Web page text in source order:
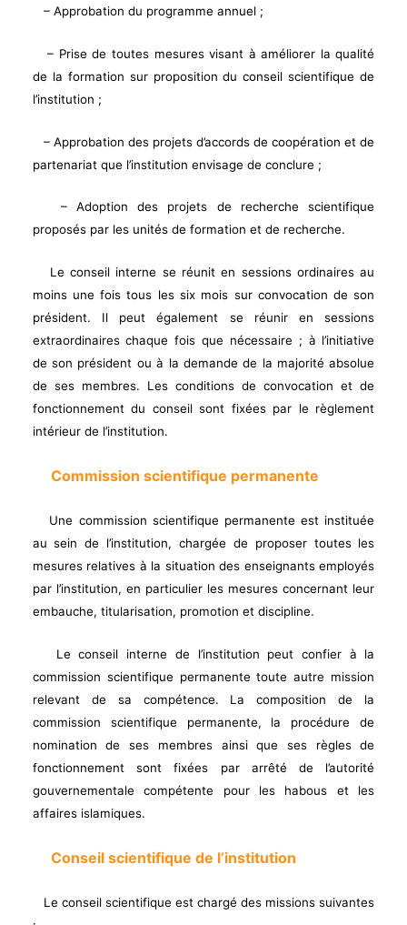
– Approbation du programme annuel ;
– Prise de toutes mesures visant à améliorer la qualité
de la formation sur proposition du conseil scientifique de
l’institution ;
– Approbation des projets d’accords de coopération et de
partenariat que l’institution envisage de conclure ;
– Adoption des projets de recherche scientifique
proposés par les unités de formation et de recherche.
Le conseil interne se réunit en sessions ordinaires au
moins une fois tous les six mois sur convocation de son
président. Il peut également se réunir en sessions
extraordinaires chaque fois que nécessaire ; à l’initiative
de son président ou à la demande de la majorité absolue
de ses membres. Les conditions de convocation et de
fonctionnement du conseil sont fixées par le règlement
intérieur de l’institution.
Commission scientifique permanente
Une commission scientifique permanente est instituée
au sein de l’institution, chargée de proposer toutes les
mesures relatives à la situation des enseignants employés
par l’institution, en particulier les mesures concernant leur
embauche, titularisation, promotion et discipline.
Le conseil interne de l’institution peut confier à la
commission scientifique permanente toute autre mission
relevant de sa compétence. La composition de la
commission scientifique permanente, la procédure de
nomination de ses membres ainsi que ses règles de
fonctionnement sont fixées par arrêté de l’autorité
gouvernementale compétente pour les habous et les
affaires islamiques.
Conseil scientifique de l’institution
Le conseil scientifique est chargé des missions suivantes